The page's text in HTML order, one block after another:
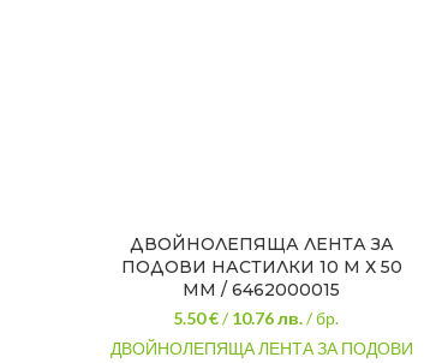
ДВОЙНОЛЕПЯЩА ЛЕНТА ЗА
ПОДОВИ НАСТИЛКИ 10 М Х 50
ММ / 6462000015
5.50 €/10.76лв. / бр.
ДВОЙНОЛЕПЯЩА ЛЕНТА ЗА ПОДОВИ